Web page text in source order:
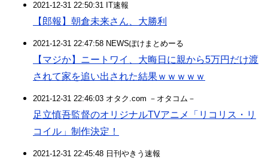
2021-12-31 22:50:31 IT速報
【郎報】朝倉未来さん、大勝利
2021-12-31 22:47:58 NEWSぽけまとめーる
【マジか】ニートワイ、大晦日に親から5万円だけ渡
されて家を追い出された結果ｗｗｗｗｗ
2021-12-31 22:46:03 オタク.com －オタコム－
足立慎吾監督のオリジナルTVアニメ「リコリス・リ
コイル」制作決定！
2021-12-31 22:45:48 日刊やきう速報